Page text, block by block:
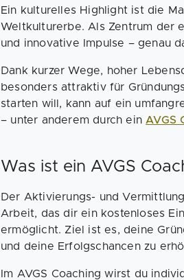
Ein kulturelles Highlight ist die
Weltkulturerbe. Als Zentrum der
und innovative Impulse – genau
Dank kurzer Wege, hoher
besonders attraktiv für
starten will, kann auf ein
– unter anderem durch ein AVGS
Was ist ein AVGS
Der Aktivierungs- und
Arbeit, das dir ein kostenloses
ermöglicht. Ziel ist es, deine
und deine Erfolgschancen zu
Im AVGS Coaching wirst du